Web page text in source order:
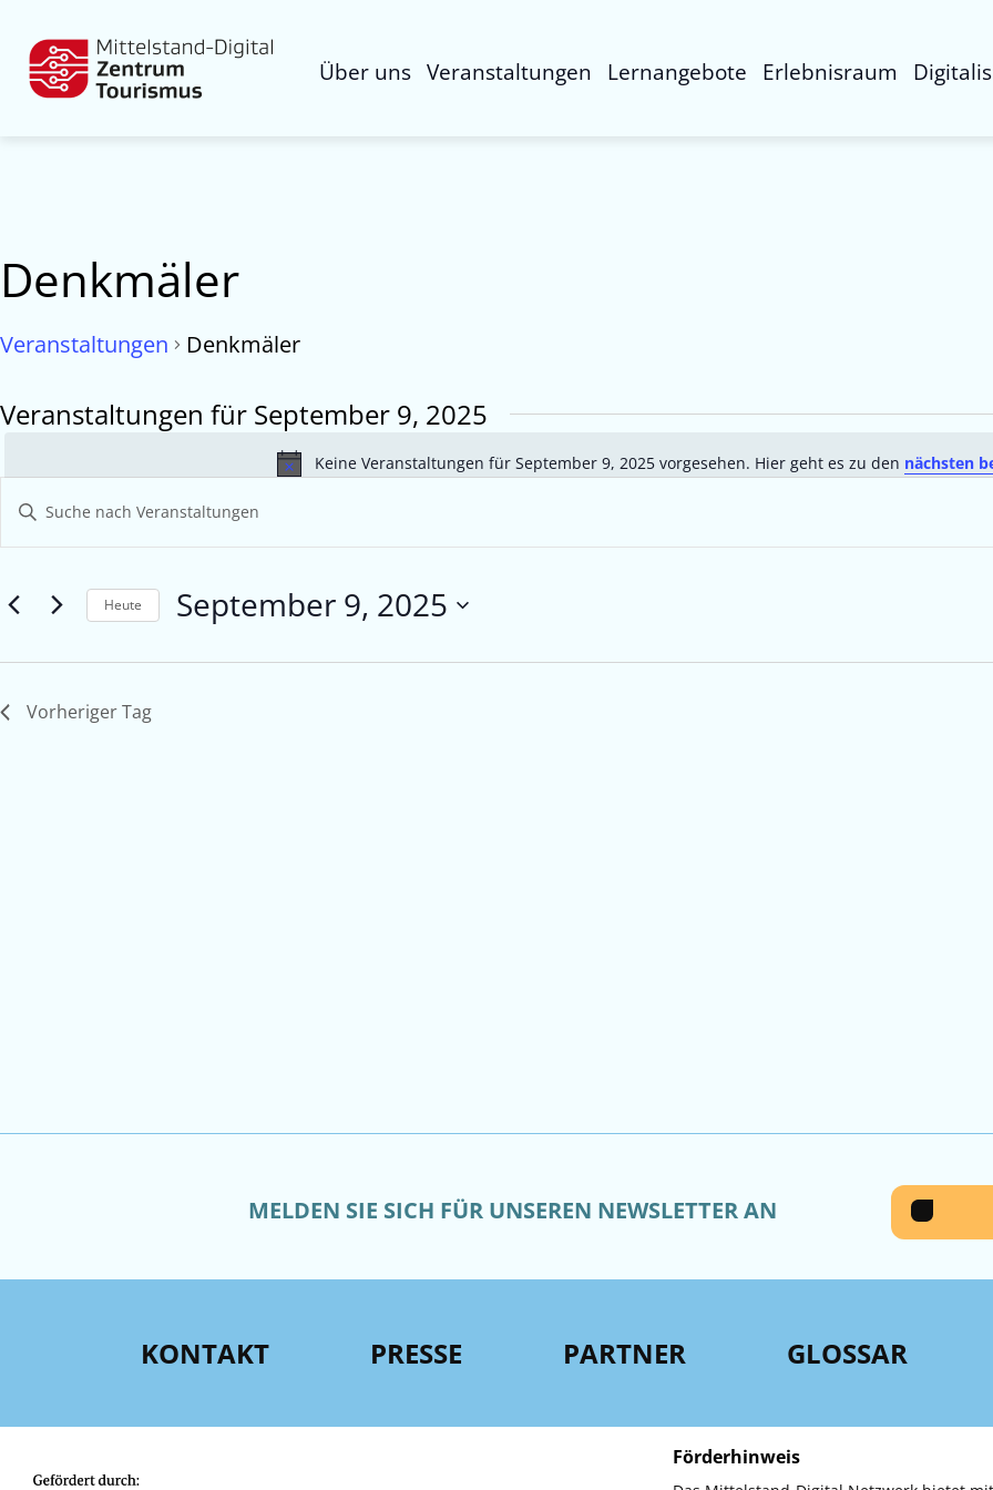
Über uns Veranstaltungen Lernangebote Erlebnisraum
Denkmäler
Veranstaltungen Denkmäler
Veranstaltungen für September 9, 2025
Hinweis
Keine Veranstaltungen für September 9, 2025 vorgesehen. Hier geht es zu den nächsten
Veranstaltungen
Suche
Ansichten,
Bitte
Schlüsselwort
eingeben.
nach
Veranstaltungen
Heute September 9, 2025
wählen.
Vorheriger Tag
MELDEN SIE SICH FÜR UNSEREN NEWSLETTER AN
KONTAKT PRESSE PARTNER GLOSSAR
Förderhinweis